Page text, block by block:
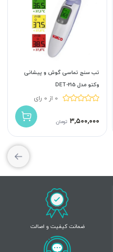
تب سنج تماسی گوش و پیشانی
وکتو مدل DET-215
0 از 0 رای
۳,۵۰۰,۰۰۰ تومان
ضمانت کیفیت و اصالت